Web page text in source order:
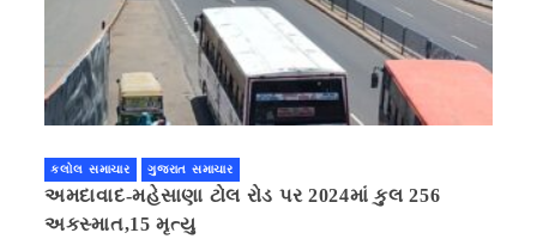
કલોલ સમાચાર ગુજરાત સમાચાર
અમદાવાદ-મહેસાણા ટોલ રોડ પર 2024માં કુલ 256
અકસ્માત,15 મૃત્યુ